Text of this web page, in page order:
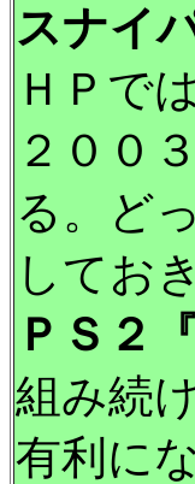
スナイ
ＨＰで
２００
る。ど
してお
ＰＳ２
組み続
有利に